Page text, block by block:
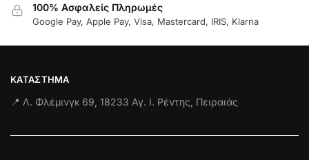
100% Ασφαλείς Πληρωμές
Google Pay, Apple Pay, Visa, Mastercard, IRIS, Klarna
ΚΑΤΆΣΤΗΜΑ
📍 Λ. Φλέμινγκ 69, 18233 Αγ. Ι. Ρέντης, Πειραιάς